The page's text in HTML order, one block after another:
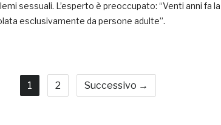
sessuali. L’esperto è preoccupato: “Venti anni fa
esclusivamente da persone adulte”.
1 2 Successivo →